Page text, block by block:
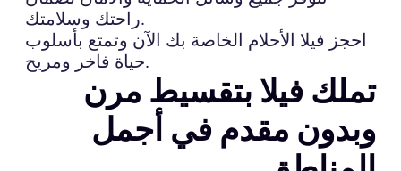
راحتك وسلامتك.
احجز فيلا الأحلام الخاصة بك الآن وتمتع بأسلوب
حياة فاخر ومريح.
تملك فيلا بتقسيط مرن
وبدون مقدم في أجمل